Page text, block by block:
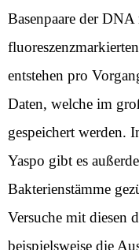
Basenpaare der
entstehen pro
Daten, welche im
gespeichert werden.
Yaspo gibt es
Bakterienstämme
Versuche mit diesen
beispielsweise die